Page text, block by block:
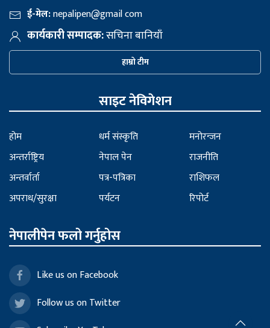
ई-मेल:nepalipen@gmail com
कार्यकारी सम्पादक:सचिना बानियाँ
हाम्रो टीम
साइट नेविगेशन
होम
अन्तर्राष्ट्रिय
अन्तर्वार्ता
अपराध/सुरक्षा
धर्म संस्कृति
नेपाल पेन
पत्र-पत्रिका
पर्यटन
मनोरन्जन
राजनीति
राशिफल
रिपोर्ट
नेपालीपेन फलो गर्नुहोस
Like us on Facebook
Follow us on Twitter